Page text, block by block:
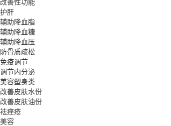
护肝
辅助降血脂
辅助降血糖
辅助降血压
防骨质疏松
免疫调节
调节内分泌
美容塑身类
改善皮肤水份
改善皮肤油份
祛痤疮
美容